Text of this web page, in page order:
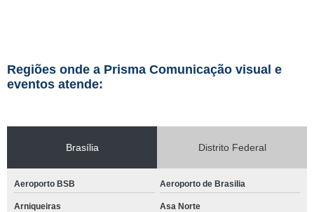
Regiões onde a Prisma Comunicação visual e
eventos atende:
Brasília Distrito Federal
Aeroporto BSB Aeroporto de Brasilia
Arniqueiras Asa Norte